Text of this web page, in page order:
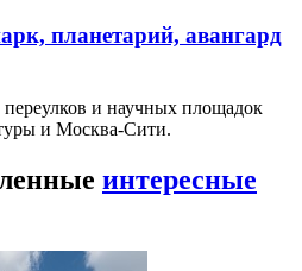
планетарий, авангард
переулков и научных площадок
и Москва-Сити.
интересные